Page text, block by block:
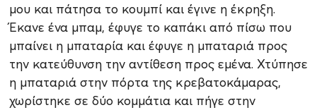
μου και πάτησα το κουμπί και έγινε η έκρηξη.
Έκανε ένα μπαμ, έφυγε το καπάκι από πίσω που
μπαίνει η μπαταρία και έφυγε η μπαταριά προς
την κατεύθυνση την αντίθεση προς εμένα. Χτύπησε
η μπαταριά στην πόρτα της κρεβατοκάμαρας,
χωρίστηκε σε δύο κομμάτια και πήγε στην